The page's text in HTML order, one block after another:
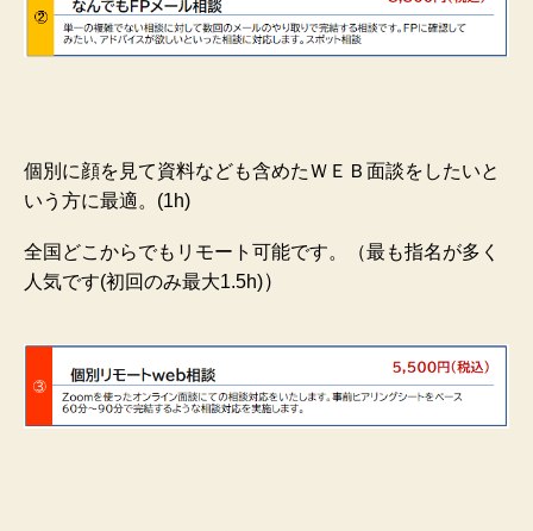
個別に顔を見て資料なども含めたＷＥＢ面談をしたいと
いう方に最適。(1h)
全国どこからでもリモート可能です。（最も指名が多く
人気です(初回のみ最大1.5h)）